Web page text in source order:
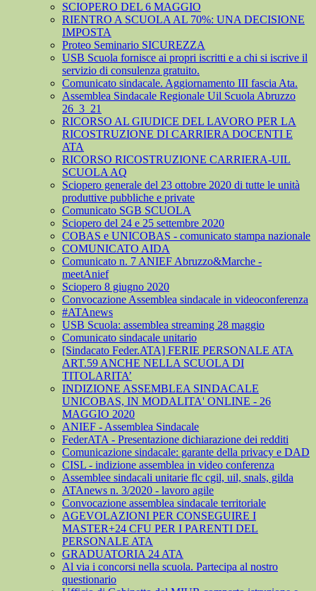
SCIOPERO DEL 6 MAGGIO
RIENTRO A SCUOLA AL 70%: UNA DECISIONE
IMPOSTA
Proteo Seminario SICUREZZA
USB Scuola fornisce ai propri iscritti e a chi si iscrive il
servizio di consulenza gratuito.
Comunicato sindacale. Aggiornamento III fascia Ata.
Assemblea Sindacale Regionale Uil Scuola Abruzzo
26_3_21
RICORSO AL GIUDICE DEL LAVORO PER LA
RICOSTRUZIONE DI CARRIERA DOCENTI E
ATA
RICORSO RICOSTRUZIONE CARRIERA-UIL
SCUOLA AQ
Sciopero generale del 23 ottobre 2020 di tutte le unità
produttive pubbliche e private
Comunicato SGB SCUOLA
Sciopero del 24 e 25 settembre 2020
COBAS e UNICOBAS - comunicato stampa nazionale
COMUNICATO AIDA
Comunicato n. 7 ANIEF Abruzzo&Marche -
meetAnief
Sciopero 8 giugno 2020
Convocazione Assemblea sindacale in videoconferenza
#ATAnews
USB Scuola: assemblea streaming 28 maggio
Comunicato sindacale unitario
[Sindacato Feder.ATA] FERIE PERSONALE ATA
ART.59 ANCHE NELLA SCUOLA DI
TITOLARITA’
INDIZIONE ASSEMBLEA SINDACALE
UNICOBAS, IN MODALITA' ONLINE - 26
MAGGIO 2020
ANIEF - Assemblea Sindacale
FederATA - Presentazione dichiarazione dei redditi
Comunicazione sindacale: garante della privacy e DAD
CISL - indizione assemblea in video conferenza
Assemblee sindacali unitarie flc cgil, uil, snals, gilda
ATAnews n. 3/2020 - lavoro agile
Convocazione assemblea sindacale territoriale
AGEVOLAZIONI PER CONSEGUIRE I
MASTER+24 CFU PER I PARENTI DEL
PERSONALE ATA
GRADUATORIA 24 ATA
Al via i concorsi nella scuola. Partecipa al nostro
questionario